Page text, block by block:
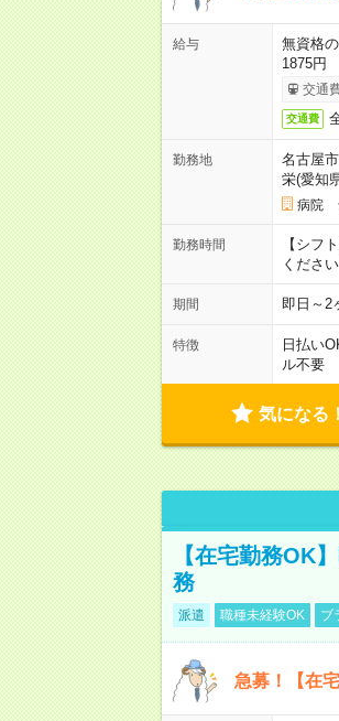
給与
無資格
1875円
交通
交通費
勤務地
名古屋
栄(愛知
病院
勤務時間
【シフ
ください
期間 即日～2
特徴 日払い
ル不要
気になる！
【在宅勤務OK
務
派遣 職種未経験OK ブ
急募！【在